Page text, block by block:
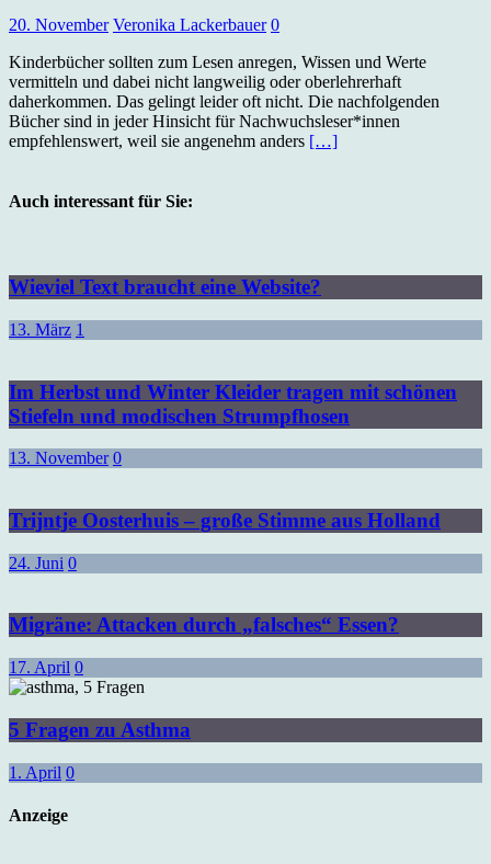
20. November Veronika Lackerbauer 0
Kinderbücher sollten zum Lesen anregen, Wissen und Werte
vermitteln und dabei nicht langweilig oder oberlehrerhaft
daherkommen. Das gelingt leider oft nicht. Die nachfolgenden
Bücher sind in jeder Hinsicht für Nachwuchsleser*innen
empfehlenswert, weil sie angenehm anders […]
Auch interessant für Sie:
Wieviel Text braucht eine Website?
13. März 1
Im Herbst und Winter Kleider tragen mit schönen
Stiefeln und modischen Strumpfhosen
13. November 0
Trijntje Oosterhuis – große Stimme aus Holland
24. Juni 0
Migräne: Attacken durch „falsches“ Essen?
17. April 0
5 Fragen zu Asthma
1. April 0
Anzeige